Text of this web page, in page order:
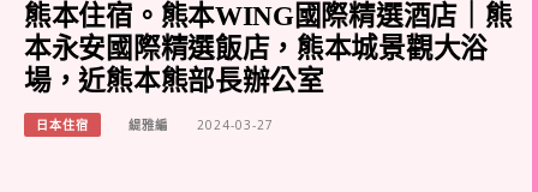
熊本住宿。熊本WING國際精選酒店｜熊
本永安國際精選飯店，熊本城景觀大浴
場，近熊本熊部長辦公室
日本住宿 緹雅編 2024-03-27